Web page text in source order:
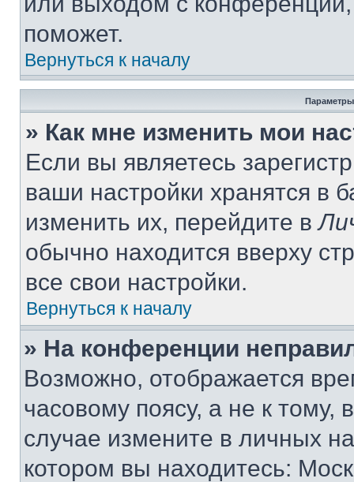
поможет.
Вернуться к началу
Параметры
» Как мне изменить мои
Если вы являетесь
ваши настройки хранятся в
изменить их, перейдите в
обычно находится вверху
все свои настройки.
Вернуться к началу
» На конференции
Возможно, отображается
часовому поясу, а не к тому,
случае измените в личных
котором вы находитесь: